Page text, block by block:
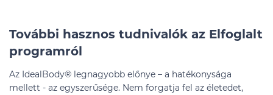
További hasznos tudnivalók az Elfoglalt
programról
Az IdealBody® legnagyobb előnye – a hatékonysága
mellett - az egyszerűsége. Nem forgatja fel az életedet,